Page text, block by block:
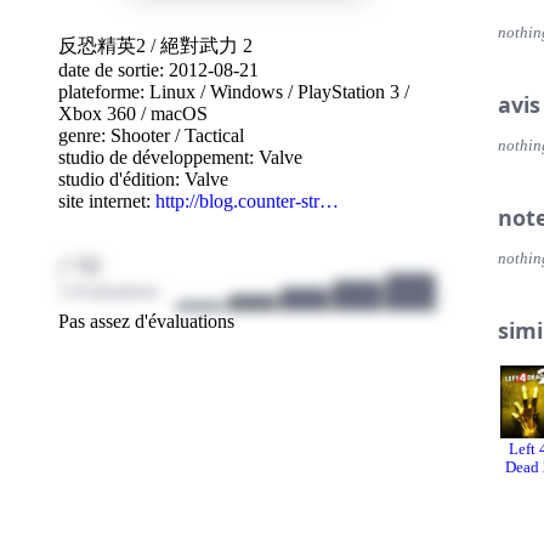
反恐精英2 /絕對武力 2
date de sortie: 2012-08-21
plateforme: Linux /Windows /PlayStation 3 /
Xbox 360 /macOS
genre: Shooter/Tactical
studio de développement: Valve
studio d'édition: Valve
site internet: http://blog.counter-str…
/ 10
Pas assez d'évaluations
des
des
la
avis
Left
Dead